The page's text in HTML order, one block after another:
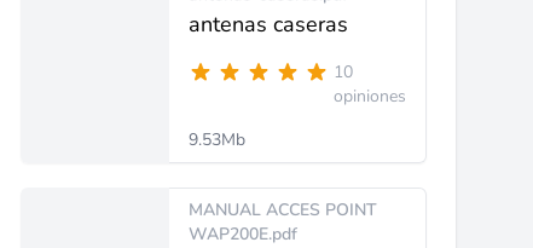
antenas caseras
10
opiniones
9.53Mb
MANUAL ACCES POINT
WAP200E.pdf